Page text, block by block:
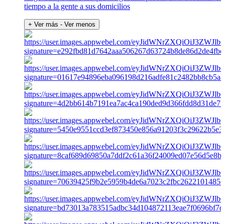
tiempo a la gente a sus domicilios
+ Ver más - Ver menos